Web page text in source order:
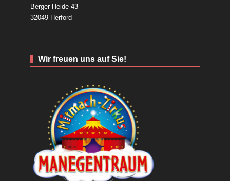
Berger Heide 43
32049 Herford
Wir freuen uns auf Sie!